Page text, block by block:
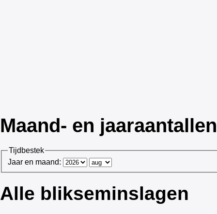
Maand- en
Tijdbestek
Jaar en maand:
Alle blikseminslagen